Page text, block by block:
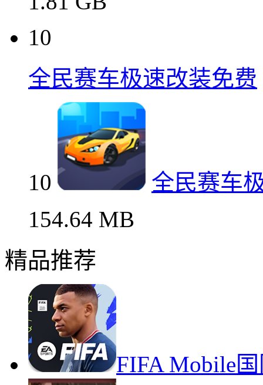
10
全民赛车极速改装免费
10
全民赛车
154.64 MB
精品推荐
FIFA Mobile